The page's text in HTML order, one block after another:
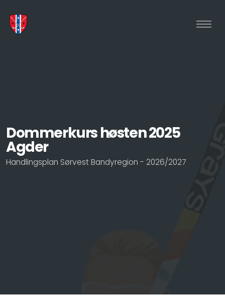
Dommerkurs høsten 2025
Agder
Handlingsplan Sørvest Bandyregion - 2026/2027